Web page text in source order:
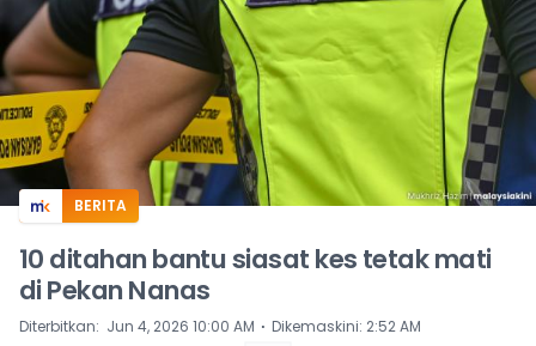
BERITA
10 ditahan bantu siasat kes tetak mati
di Pekan Nanas
Diterbitkan: Jun 4, 2026 10:00 AM ⋅ Dikemaskini: 2:52 AM